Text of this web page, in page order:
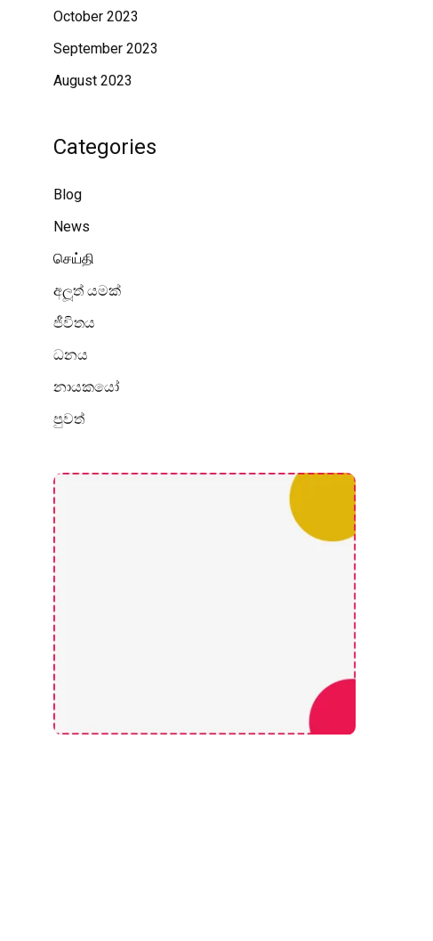
October 2023
September 2023
August 2023
Categories
Blog
News
செய்தி
අලූත් යමක්
ජීවිතය
ධනය
නායකයෝ
පුවත්